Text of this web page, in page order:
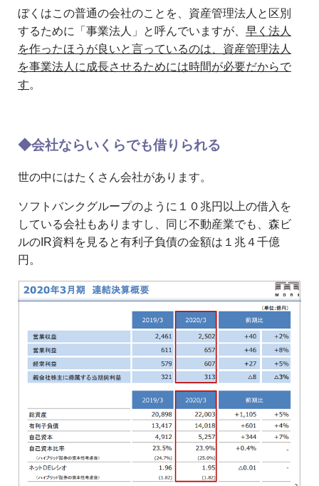
ぼくはこの普通の会社のことを、資産管理法人と区別
するために「事業法人」と呼んでいますが、 早く法人
を作ったほうが良いと言っているのは、資産管理法人
を事業法人に成長させるためには時間が必要だからで
す。
◆会社ならいくらでも借りられる
世の中にはたくさん会社があります。
ソフトバンクグループのように１０兆円以上の借入を
している会社もありますし、同じ不動産業でも、森ビ
ルのIR資料を見ると有利子負債の金額は１兆４千億
円。